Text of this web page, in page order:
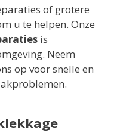
of grotere
u te helpen. Onze
is
Neem
op voor snelle en